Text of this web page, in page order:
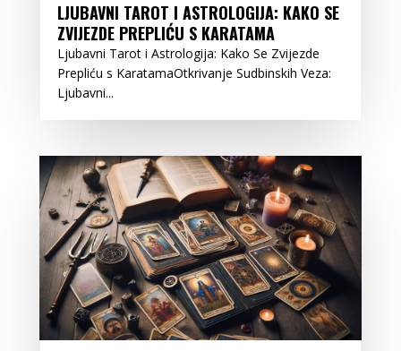
LJUBAVNI TAROT I ASTROLOGIJA: KAKO SE
ZVIJEZDE PREPLIĆU S KARATAMA
Ljubavni Tarot i Astrologija: Kako Se Zvijezde
Prepliću s KaratamaOtkrivanje Sudbinskih Veza:
Ljubavni...